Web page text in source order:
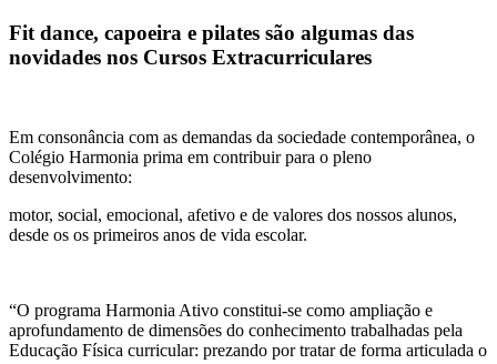
Fit dance, capoeira e pilates são algumas das
novidades nos Cursos Extracurriculares
Em consonância com as demandas da sociedade contemporânea, o
Colégio Harmonia prima em contribuir para o pleno
desenvolvimento:
motor, social, emocional, afetivo e de valores dos nossos alunos,
desde os os primeiros anos de vida escolar.
“O programa Harmonia Ativo constitui-se como ampliação e
aprofundamento de dimensões do conhecimento trabalhadas pela
Educação Física curricular: prezando por tratar de forma articulada o